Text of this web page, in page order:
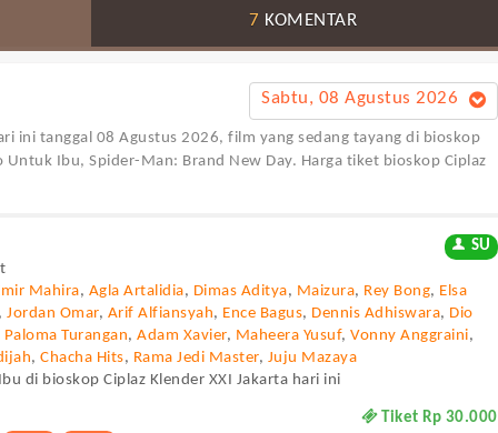
7 KOMENTAR
Sabtu, 08 Agustus 2026
ini tanggal 08 Agustus 2026, film yang sedang tayang di bioskop
Untuk Ibu, Spider-Man: Brand New Day. Harga tiket bioskop Ciplaz
SU
Mahira, Agla Artalidia, Dimas Aditya, Maizura, Rey Bong, Elsa
,Jordan Omar, Arif Alfiansyah, Ence Bagus, Dennis Adhiswara, Dio
Paloma Turangan,Adam Xavier, Maheera Yusuf,Vonny Anggraini,
,Chacha Hits, Rama Jedi Master, Juju Mazaya
di bioskop Ciplaz Klender XXI Jakarta hari ini
Tiket Rp 30.000